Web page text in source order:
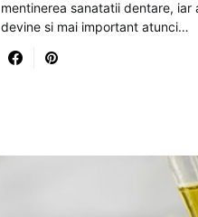
mentinerea sanatatii dentare, iar
devine si mai important atunci…